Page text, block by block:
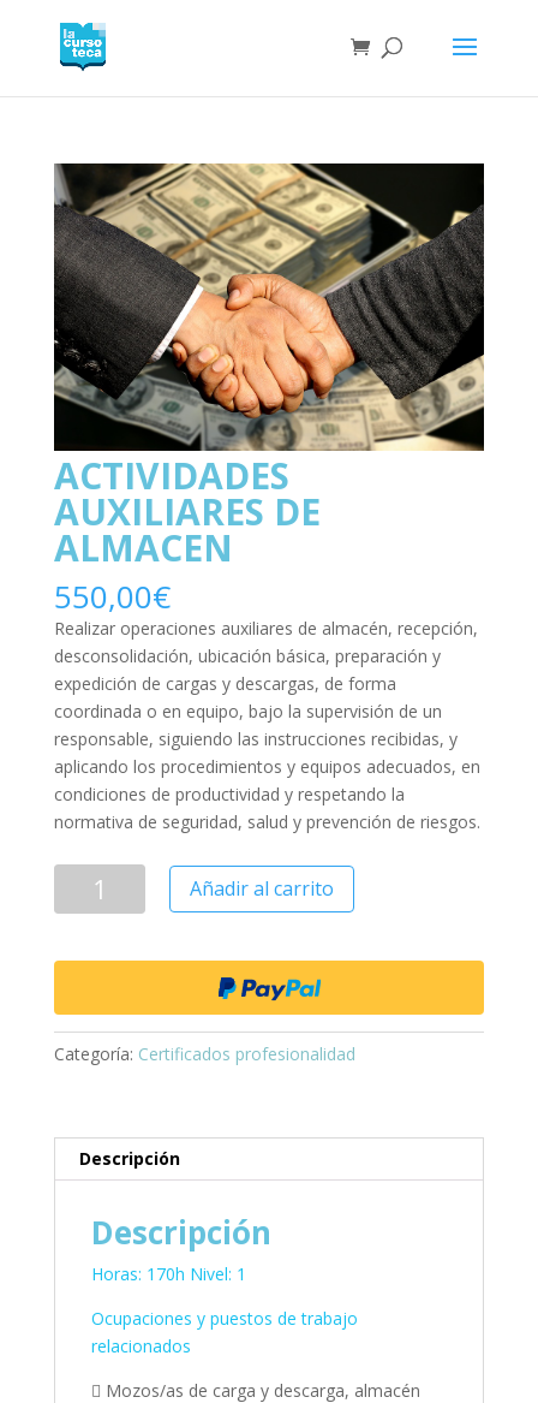
ACTIVIDADES
AUXILIARES DE
ALMACEN
550,00€
Realizar operaciones auxiliares de almacén, recepción,
desconsolidación, ubicación básica, preparación y
expedición de cargas y descargas, de forma
coordinada o en equipo, bajo la supervisión de un
responsable, siguiendo las instrucciones recibidas, y
aplicando los procedimientos y equipos adecuados, en
condiciones de productividad y respetando la
normativa de seguridad, salud y prevención de riesgos.
Añadir al carrito
Categoría: Certificados profesionalidad
Descripción
Descripción
Horas: 170h Nivel: 1
Ocupaciones y puestos de trabajo
relacionados
 Mozos/as de carga y descarga, almacén